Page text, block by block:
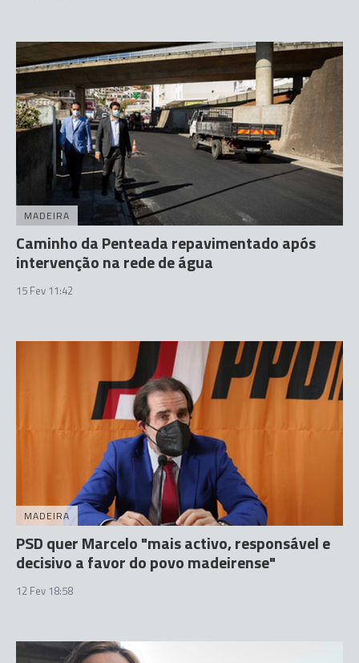
MADEIRA
Caminho da Penteada repavimentado após
intervenção na rede de água
15 Fev 11:42
MADEIRA
PSD quer Marcelo "mais activo, responsável e
decisivo a favor do povo madeirense"
12 Fev 18:58